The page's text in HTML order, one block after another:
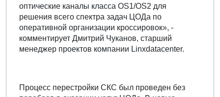
оптические каналы класса OS1/OS2 для
решения всего спектра задач ЦОДа по
оперативной организации кроссировок», -
комментирует Дмитрий Чуканов, старший
менеджер проектов компании Linxdatacenter.
Процесс перестройки СКС был проведен без